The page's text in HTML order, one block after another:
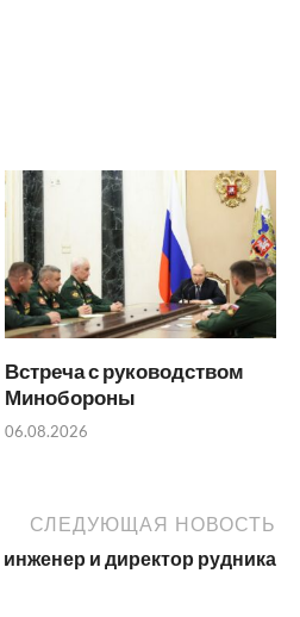
Встреча с руководством
Минобороны
06.08.2026
СЛЕДУЮЩАЯ НОВОСТЬ
и директор рудника